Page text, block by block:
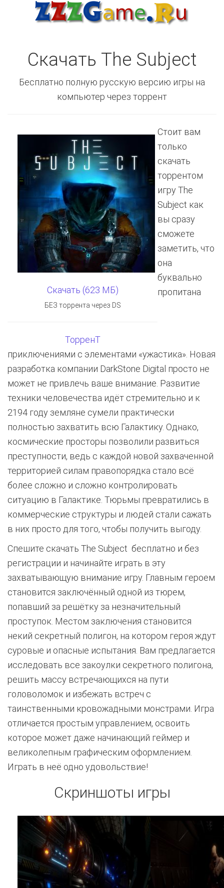
Скачать The Subject
Бесплатно полную русскую версию игры на
компьютер через торрент
Скачать (623 МБ)
БЕЗ торрента через DS
ТорренТ
Стоит вам
только
скачать
торрентом
игру The
Subject как
вы сразу
сможете
заметить, что
она
буквально
пропитана
приключениями с элементами «ужастика». Новая
разработка компании DarkStone Digital просто не
может не привлечь ваше внимание. Развитие
техники человечества идёт стремительно и к
2194 году земляне сумели практически
полностью захватить всю Галактику. Однако,
космические просторы позволили развиться
преступности, ведь с каждой новой захваченной
территорией силам правопорядка стало всё
более сложно и сложно контролировать
ситуацию в Галактике. Тюрьмы превратились в
коммерческие структуры и людей стали сажать
в них просто для того, чтобы получить выгоду.
Спешите скачать The Subject бесплатно и без
регистрации и начинайте играть в эту
захватывающую внимание игру. Главным героем
становится заключённый одной из тюрем,
попавший за решётку за незначительный
проступок. Местом заключения становится
некий секретный полигон, на котором героя ждут
суровые и опасные испытания. Вам предлагается
исследовать все закоулки секретного полигона,
решить массу встречающихся на пути
головоломок и избежать встреч с
таинственными кровожадными монстрами. Игра
отличается простым управлением, освоить
которое может даже начинающий геймер и
великолепным графическим оформлением.
Играть в неё одно удовольствие!
Скриншоты игры